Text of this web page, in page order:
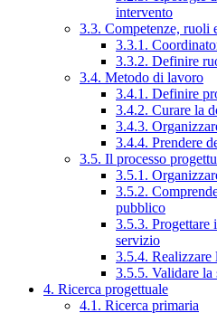
intervento
3.3. Competenze, ruoli
3.3.1.
3.3.2. Definire
3.4. Metodo di lavoro
3.4.1. Definire
3.4.2. Curare la
3.4.3.
3.4.4. Prendere
3.5. Il processo
3.5.1.
3.5.2.
pubblico
3.5.3. Progettare
servizio
3.5.4. Realizzare
3.5.5. Validare la
4. Ricerca progettuale
4.1. Ricerca primaria